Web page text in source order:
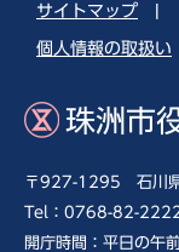
サイトマップ
個人情報の取扱い
珠洲市
〒927-1295 石川県
Tel：0768-82-2222
開庁時間：平日の午